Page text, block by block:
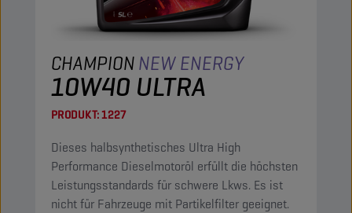
CHAMPIONNEW ENERGY
10W40 ULTRA
PRODUKT:1227
Dieses halbsynthetisches Ultra High
Performance Dieselmotoröl erfüllt die höchsten
Leistungsstandards für schwere Lkws. Es ist
nicht für Fahrzeuge mit Partikelfilter geeignet.